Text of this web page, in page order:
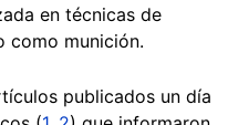
en técnicas de
como munición.
publicados un día